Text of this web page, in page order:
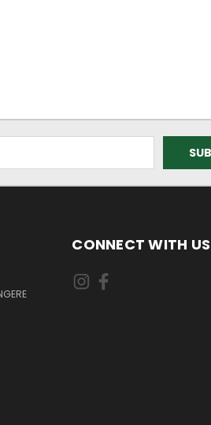
CONNECT WITH US